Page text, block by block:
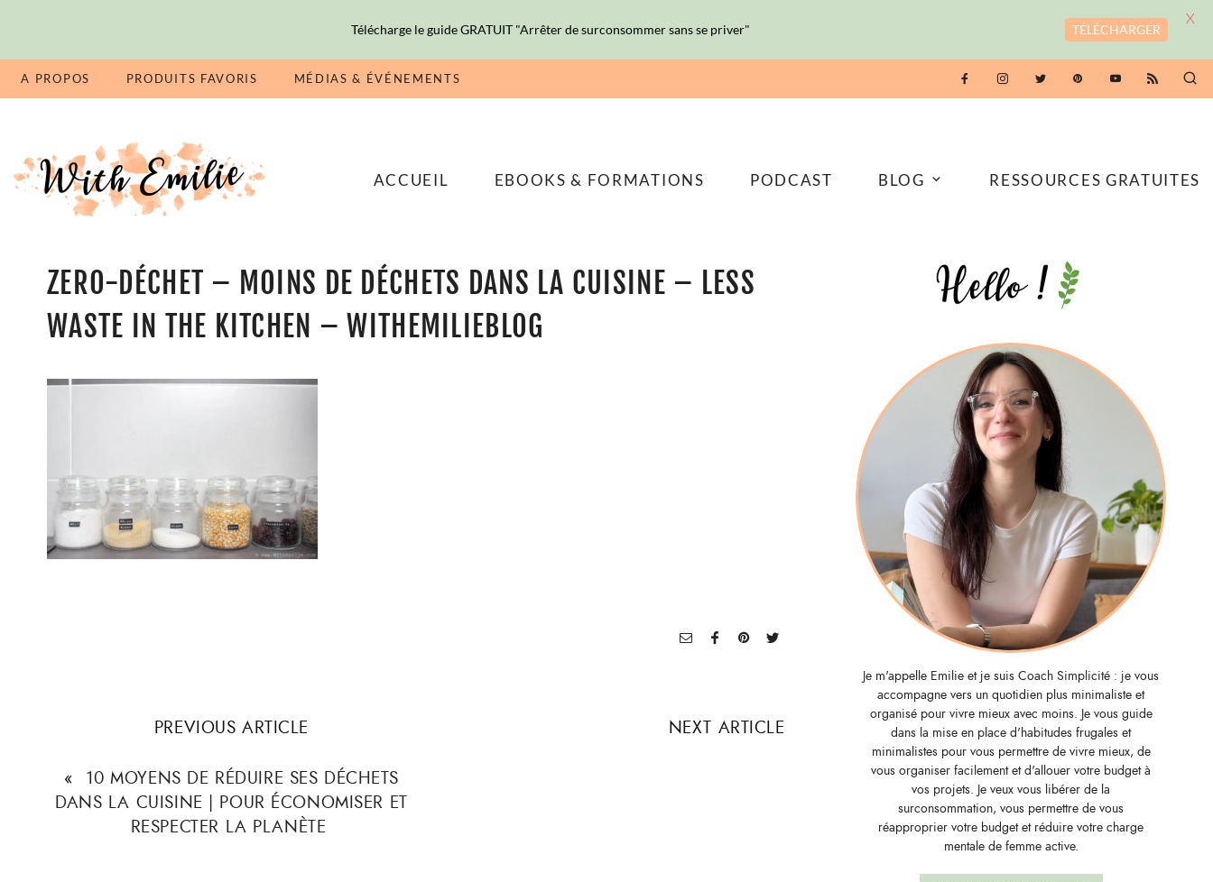
A PROPOS PRODUITS FAVORIS MÉDIAS & ÉVÉNEMENTS
ACCUEIL EBOOKS & FORMATIONS PODCAST BLOG RESSOURCES GRATUITES
ZERO-DÉCHET – MOINS DE DÉCHETS DANS LA CUISINE – LESS
WASTE IN THE KITCHEN – WITHEMILIEBLOG
PREVIOUS ARTICLE
« 10 MOYENS DE RÉDUIRE SES DÉCHETS
DANS LA CUISINE | POUR ÉCONOMISER ET
RESPECTER LA PLANÈTE
NEXT ARTICLE
Je m'appelle Emilie et je suis Coach Simplicité : je vous
accompagne vers un quotidien plus minimaliste et
organisé pour vivre mieux avec moins. Je vous guide
dans la mise en place d'habitudes frugales et
minimalistes pour vous permettre de vivre mieux, de
vous organiser facilement et d'allouer votre budget à
vos projets. Je veux vous libérer de la
surconsommation, vous permettre de vous
réapproprier votre budget et réduire votre charge
mentale de femme active.
Télécharge le guide GRATUIT "Arrêter de surconsommer sans se priver" TÉLÉCHARGER
X